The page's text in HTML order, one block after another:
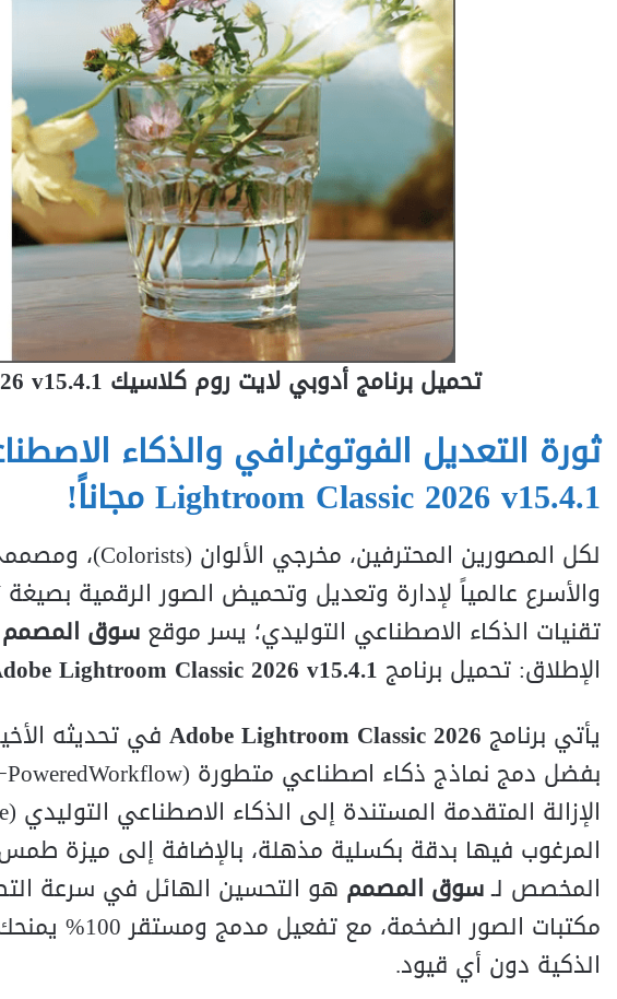
تحميل برنامج أدوبي لايت روم كلاسيك Adobe Lightroom Classic 2026 v15.4.1 مجاناً
Lightroom Classic 2026 v15.4.1 مجاناً!
لكل المصورين المحترفين، مخرجي الألوان ( Colorists
)،
تقنيات الذكاء الاصطناعي التوليدي؛ يسر موقع سوق المصمم
الإطلاق: تحميل برنامج Lightroom Classic 2026 v15.4.1
يأتي برنامج Adobe Lightroom Classic 2026
بفضل دمج نماذج ذكاء اصطناعي متطورة (
PoweredWorkflow
الإزالة المتقدمة المستندة إلى الذكاء الاصطناعي التوليدي (
المرغوب فيها بدقة بكسلية مذهلة، بالإضافة إلى ميزة
المخصص لـسوق المصمم هو التحسين الهائل في سرعة
مكتبات الصور
الذكية دون أي قيود.